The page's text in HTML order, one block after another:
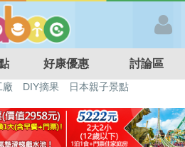
好康優惠 討論區
廠 DIY摘果
日本親子景點